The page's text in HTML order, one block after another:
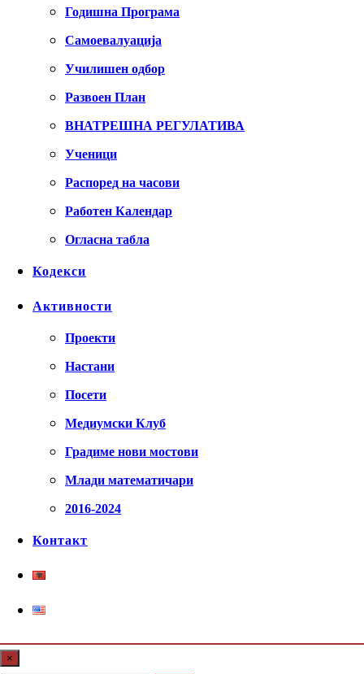
Годишна Програма
Самоевалуација
Училишен одбор
Развоен План
ВНАТРЕШНА РЕГУЛАТИВА
Ученици
Распоред на часови
Работен Календар
Огласна табла
Кодекси
Активности
Проекти
Настани
Посети
Медиумски Клуб
Градиме нови мостови
Млади математичари
2016-2024
Контакт
×